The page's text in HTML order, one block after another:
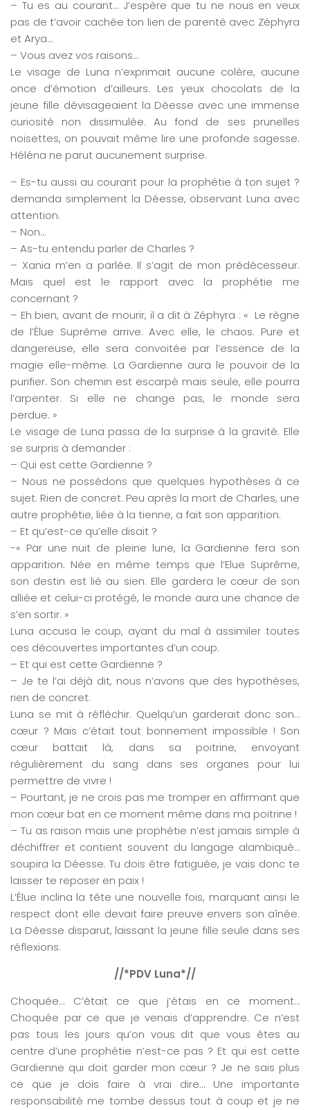
– Tu es au courant… J’espère que tu ne nous en veux
pas de t’avoir cachée ton lien de parenté avec Zéphyra
et Arya…
– Vous avez vos raisons…
Le visage de Luna n’exprimait aucune colère, aucune
once d’émotion d’ailleurs. Les yeux chocolats de la
jeune fille dévisageaient la Déesse avec une immense
curiosité non dissimulée. Au fond de ses prunelles
noisettes, on pouvait même lire une profonde sagesse.
Héléna ne parut aucunement surprise.
– Es-tu aussi au courant pour la prophétie à ton sujet ?
demanda simplement la Déesse, observant Luna avec
attention.
– Non…
– As-tu entendu parler de Charles ?
– Xania m’en a parlée. Il s’agit de mon prédécesseur.
Mais quel est le rapport avec la prophétie me
concernant ?
– Eh bien, avant de mourir, il a dit à Zéphyra : « Le règne
de l’Élue Suprême arrive. Avec elle, le chaos. Pure et
dangereuse, elle sera convoitée par l’essence de la
magie elle-même. La Gardienne aura le pouvoir de la
purifier. Son chemin est escarpé mais seule, elle pourra
l’arpenter. Si elle ne change pas, le monde sera
perdue. »
Le visage de Luna passa de la surprise à la gravité. Elle
se surpris à demander :
– Qui est cette Gardienne ?
– Nous ne possédons que quelques hypothèses à ce
sujet. Rien de concret. Peu après la mort de Charles, une
autre prophétie, liée à la tienne, a fait son apparition.
– Et qu’est-ce qu’elle disait ?
-« Par une nuit de pleine lune, la Gardienne fera son
apparition. Née en même temps que l’Elue Suprême,
son destin est lié au sien. Elle gardera le cœur de son
alliée et celui-ci protégé, le monde aura une chance de
s’en sortir. »
Luna accusa le coup, ayant du mal à assimiler toutes
ces découvertes importantes d’un coup.
– Et qui est cette Gardienne ?
– Je te l’ai déjà dit, nous n’avons que des hypothèses,
rien de concret.
Luna se mit à réfléchir. Quelqu’un garderait donc son…
cœur ? Mais c’était tout bonnement impossible ! Son
cœur battait là, dans sa poitrine, envoyant
régulièrement du sang dans ses organes pour lui
permettre de vivre !
– Pourtant, je ne crois pas me tromper en affirmant que
mon cœur bat en ce moment même dans ma poitrine !
– Tu as raison mais une prophétie n’est jamais simple à
déchiffrer et contient souvent du langage alambiqué…
soupira la Déesse. Tu dois être fatiguée, je vais donc te
laisser te reposer en paix !
L’Élue inclina la tête une nouvelle fois, marquant ainsi le
respect dont elle devait faire preuve envers son aînée.
La Déesse disparut, laissant la jeune fille seule dans ses
réflexions.
//*PDV Luna*//
Choquée… C’était ce que j’étais en ce moment…
Choquée par ce que je venais d’apprendre. Ce n’est
pas tous les jours qu’on vous dit que vous êtes au
centre d’une prophétie n’est-ce pas ? Et qui est cette
Gardienne qui doit garder mon cœur ? Je ne sais plus
ce que je dois faire à vrai dire… Une importante
responsabilité me tombe dessus tout à coup et je ne